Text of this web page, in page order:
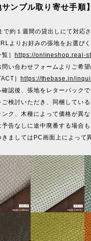
サンプル取り寄せ手順】
で約１週間の貸出しにて対応
よりお好みの張地をお選びく
］ https://onlineshop.real-
い合わせフォームよりご希望
］ https://thebase.in/
認後、張地をレターパックで
検討いただき、同梱している
ク、木種によって価格が異な
告なしに途中廃番する場合も
ましてはPC画面上によって